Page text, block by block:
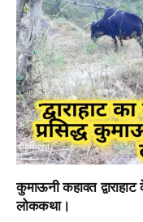
कुमाऊनी कहावत
लोककथा।